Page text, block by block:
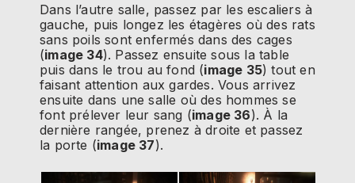
Dans l’autre salle, passez par les escaliers à
gauche, puis longez les étagères où des rats
sans poils sont enfermés dans des cages
(image 34). Passez ensuite sous la table
puis dans le trou au fond (image 35) tout en
faisant attention aux gardes. Vous arrivez
ensuite dans une salle où des hommes se
font prélever leur sang (image 36). À la
dernière rangée, prenez à droite et passez
la porte (image 37).